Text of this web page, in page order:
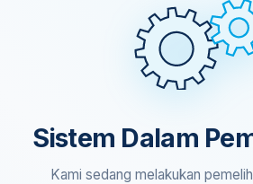
Sistem Dalam
Kami sedang melakukan